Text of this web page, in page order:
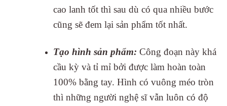
cao lanh tốt thì sau dù có qua nhiều bước
cũng sẽ đem lại sản phẩm tốt nhất.
Tạo hình sản phẩm: Công đoạn này khá
cầu kỳ và tỉ mỉ bởi được làm hoàn toàn
100% bằng tay. Hình có vuông méo tròn
thì những người nghệ sĩ vẫn luôn có độ